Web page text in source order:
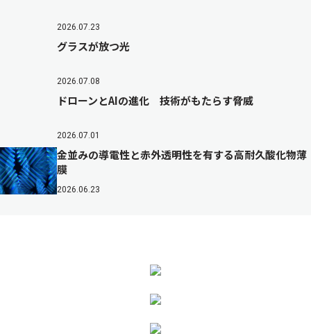
2026.07.23
グラスが放つ光
2026.07.08
ドローンとAIの進化 技術がもたらす脅威
2026.07.01
金並みの導電性と赤外透明性を有する高耐久酸化物薄
膜
2026.06.23